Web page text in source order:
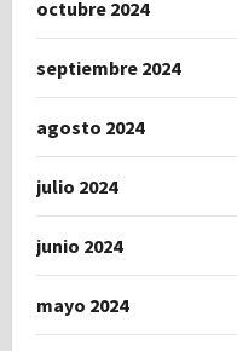
octubre 2024
septiembre 2024
agosto 2024
julio 2024
junio 2024
mayo 2024